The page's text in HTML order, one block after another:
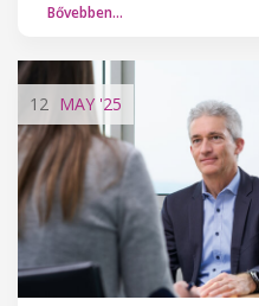
Bővebben…
12 MAY '25